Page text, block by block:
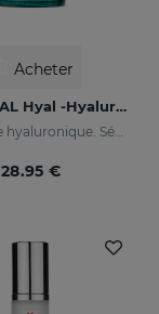
Acheter
SESMAHAL Hyal -Hyaluronic Acid 2.5%
2,5% acide hyaluronique. Sérum concentré remplisseur
28.95 €